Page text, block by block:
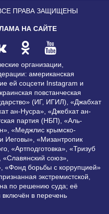
ПРАВА ЗАЩИЩЕНЫ
НА САЙТЕ
организации,
американская
ей соцсети Instagram и
повстанческая
(ИГ, ИГИЛ), «Джабхат
ан-Нусра», «Джебхат ан-
партия (НБП), «Аль-
«Меджлис крымско-
Иеговы», «Мизантропик
«Артподготовка», «Тризуб
союз»,
«Фонд борьбы с коррупцией»
экстремистской,
по решению суда; её
в перечень